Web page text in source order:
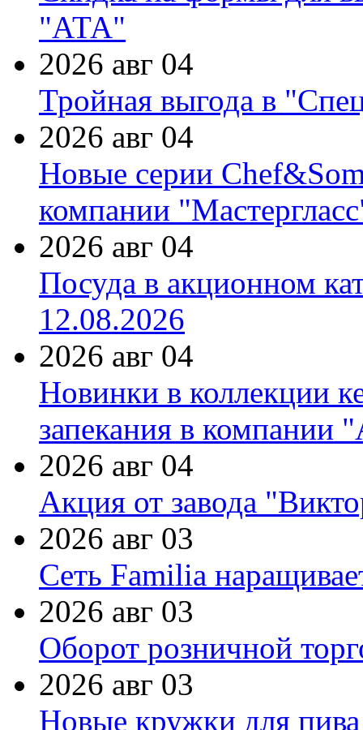
"АТА"
2026 авг 04
Тройная выгода в
2026 авг 04
Новые серии
компании
2026 авг 04
Посуда в акционном
12.08.2026
2026 авг 04
Новинки в коллекции
запекания в компании
2026 авг 04
Акция от завода
2026 авг 03
Сеть Familia
2026 авг 03
Оборот розничной
2026 авг 03
Новые кружки для